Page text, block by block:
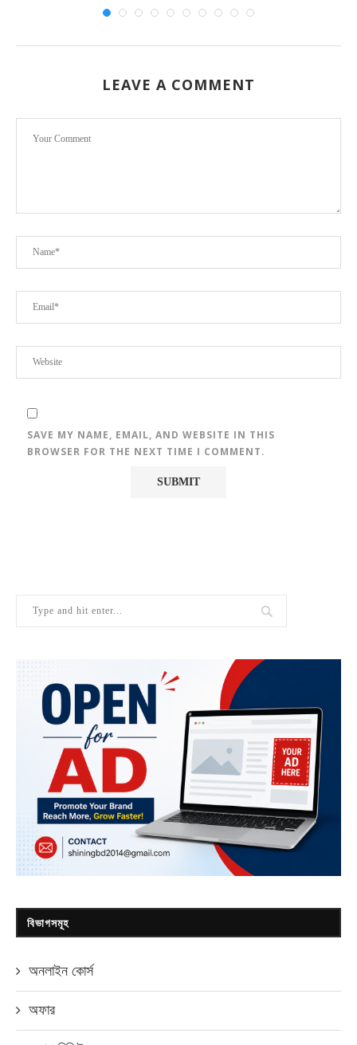
LEAVE A COMMENT
SAVE MY NAME, EMAIL, AND WEBSITE IN THIS
BROWSER FOR THE NEXT TIME I COMMENT.
বিভাগসমূহ
অনলাইন কোর্স
অফার